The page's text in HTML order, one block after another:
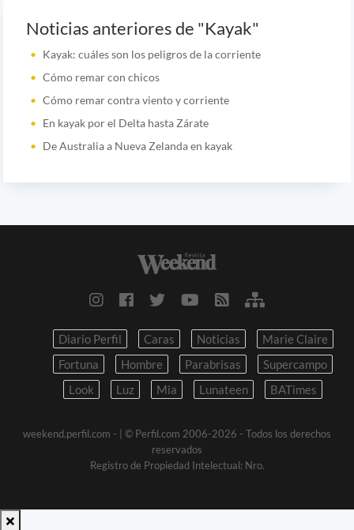
Noticias anteriores de "Kayak"
Kayak: cuáles son los peligros de la corriente
Cómo remar con chicos
Cómo remar contra viento y corriente
En kayak por el Delta hasta Zárate
De Australia a Nueva Zelanda en kayak
Diario Perfil Caras Noticias
Marie Claire
Fortuna
Hombre Parabrisas
Supercampo
Look
Luz Mia Lunateen BATimes
weekend.perfil.com -
| © Perfil.com 2006-2026 - Todos los derechos
reservados
Registro de Propiedad Intelectual: Nro.